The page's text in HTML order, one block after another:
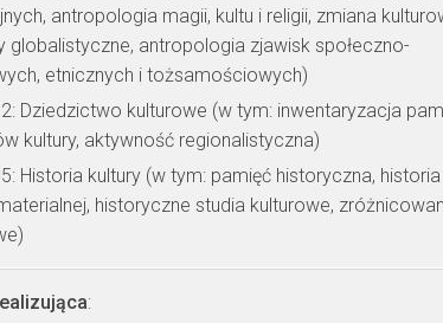
antropologia magii, kultu i religii, zmiana
globalistyczne, antropologia zjawisk społeczno-
etnicznych i tożsamościowych)
Dziedzictwo kulturowe (w tym: inwentaryzacja
kultury, aktywność regionalistyczna)
Historia kultury (w tym: pamięć historyczna, historia
historyczne studia kulturowe,
: